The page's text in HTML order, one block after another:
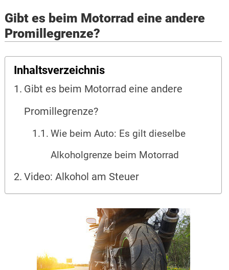
Gibt es beim Motorrad eine andere
Promillegrenze?
Inhaltsverzeichnis
Gibt es beim Motorrad eine andere
Promillegrenze?
Wie beim Auto: Es gilt dieselbe
Alkoholgrenze beim Motorrad
Video: Alkohol am Steuer